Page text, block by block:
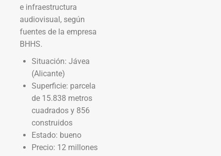
e infraestructura
audiovisual, según
fuentes de la empresa
BHHS.
Situación: Jávea
(Alicante)
Superficie: parcela
de 15.838 metros
cuadrados y 856
construidos
Estado: bueno
Precio: 12 millones